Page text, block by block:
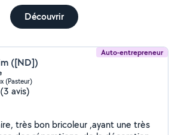
Découvrir
Auto-entrepreneur
([ND])
(Pasteur)
(3 avis)
très bon bricoleur ,ayant une très